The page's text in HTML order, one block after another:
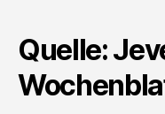
Quelle: